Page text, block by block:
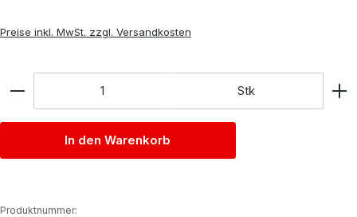
Preise inkl. MwSt. zzgl. Versandkosten
Stk
In den Warenkorb
Produktnummer: